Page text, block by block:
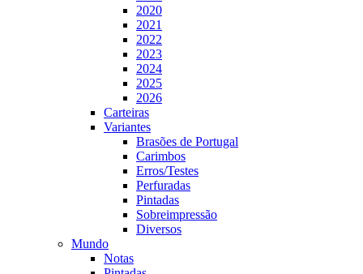
2020
2021
2022
2023
2024
2025
2026
Carteiras
Variantes
Brasões de Portugal
Carimbos
Erros/Testes
Perfuradas
Pintadas
Sobreimpressão
Diversos
Mundo
Notas